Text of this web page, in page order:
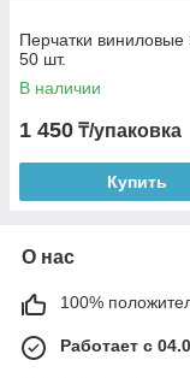
Перчатки виниловые
50 шт.
В наличии
1 450 ₸/упаковка
Купить
О нас
100%
Работает с